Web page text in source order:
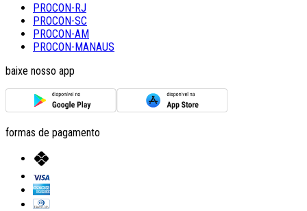
PROCON-RJ
PROCON-SC
PROCON-AM
PROCON-MANAUS
baixe nosso app
formas de pagamento